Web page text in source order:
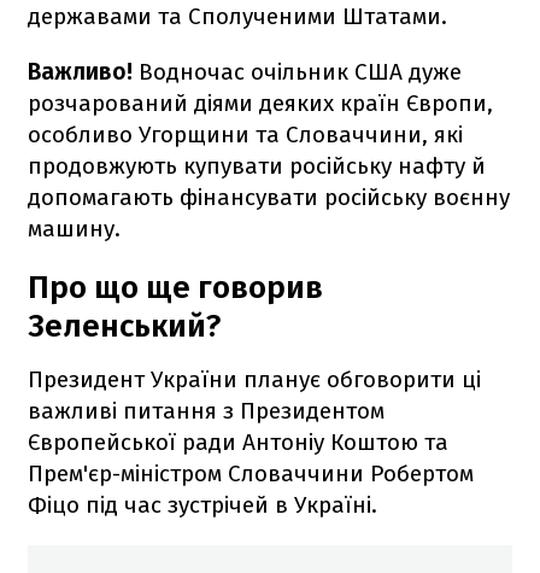
державами та Сполученими Штатами.
Важливо! Водночас очільник США дуже
розчарований діями деяких країн Європи,
особливо Угорщини та Словаччини, які
продовжують купувати російську нафту й
допомагають фінансувати російську воєнну
машину.
Про що ще говорив
Зеленський?
Президент України планує обговорити ці
важливі питання з Президентом
Європейської ради Антоніу Коштою та
Прем'єр-міністром Словаччини Робертом
Фіцо під час зустрічей в Україні.